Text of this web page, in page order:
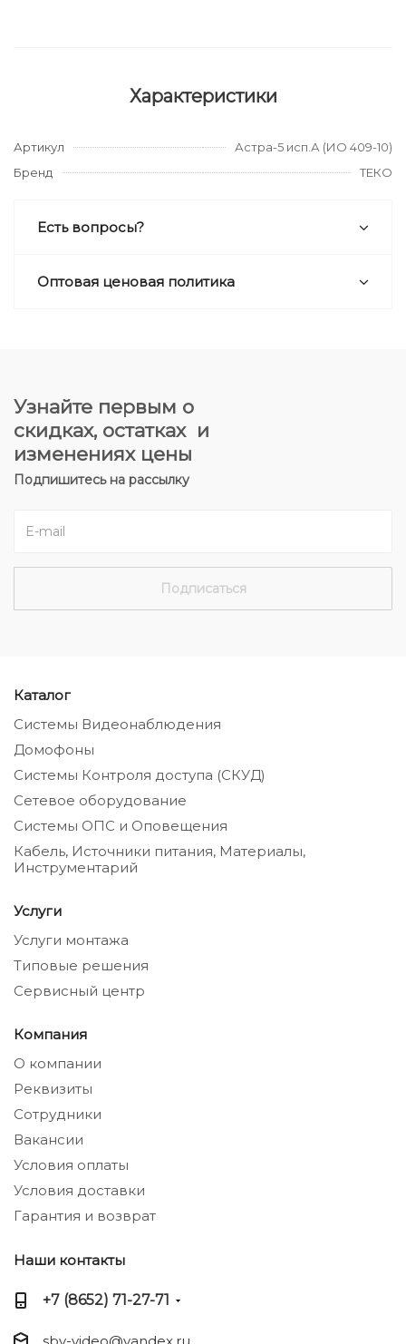
Характеристики
Артикул
Астра-5 исп.А (ИО 409-10)
Бренд
ТЕКО
Есть вопросы?
Оптовая ценовая политика
Узнайте первым о
скидках, остатках и
изменениях цены
Подпишитесь на рассылку
Каталог
Системы Видеонаблюдения
Домофоны
Системы Контроля доступа (СКУД)
Сетевое оборудование
Системы ОПС и Оповещения
Кабель, Источники питания, Материалы,
Инструментарий
Услуги
Услуги монтажа
Типовые решения
Сервисный центр
Компания
О компании
Реквизиты
Сотрудники
Вакансии
Условия оплаты
Условия доставки
Гарантия и возврат
Наши контакты
+7 (8652) 71-27-71